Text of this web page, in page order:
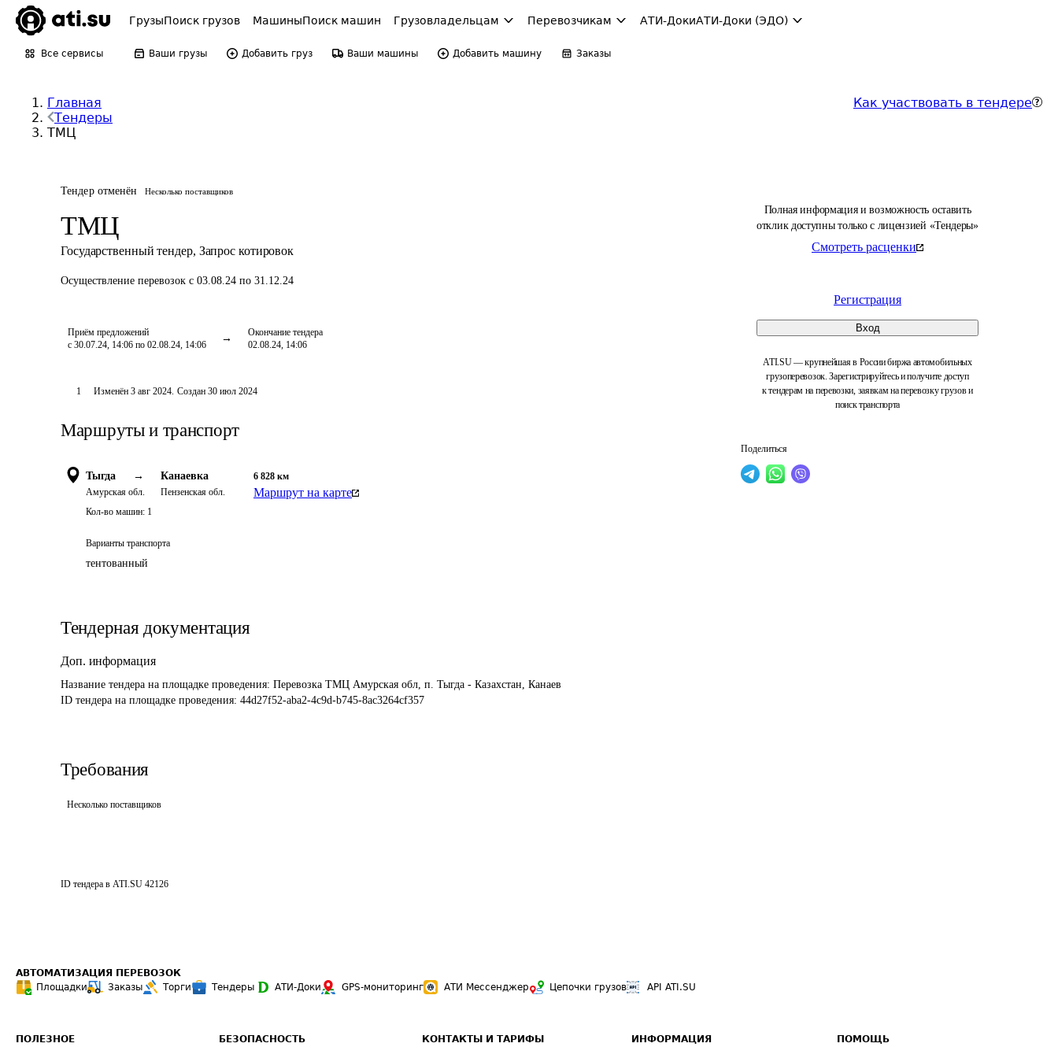
ГрузыПоиск грузов МашиныПоиск машин Грузовладельцам Перевозчикам АТИ-ДокиАТИ-Доки (ЭДО)
Все сервисы Ваши грузы Добавить груз Ваши машины Добавить машину Заказы
Главная
Тендеры
ТМЦ
Как участвовать в тендере
Тендер отменён Несколько поставщиков
ТМЦ
Государственный тендер, Запрос котировок
Осуществление перевозок с 03.08.24 по 31.12.24
Приём предложений
с 30.07.24, 14:06 по 02.08.24, 14:06
Окончание тендера
02.08.24, 14:06
Полная информация и возможность оставить
отклик доступны только с лицензией «Тендеры»
Смотреть расценки
Регистрация
Вход
ATI.SU — крупнейшая в России биржа автомобильных
грузоперевозок. Зарегистрируйтесь и получите доступ
к тендерам на перевозки, заявкам на перевозку грузов и
поиск транспорта
Поделиться
1 Изменён 3 авг 2024. Создан 30 июл 2024
Маршруты и транспорт
Тыгда →
Амурская обл.
Канаевка
Пензенская обл.
6 828 км
Маршрут на карте
Кол-во машин: 1
Варианты транспорта
тентованный
Тендерная документация
Доп. информация
Название тендера на площадке проведения: Перевозка ТМЦ Амурская обл, п. Тыгда - Казахстан, Канаев
ID тендера на площадке проведения: 44d27f52-aba2-4c9d-b745-8ac3264cf357
Требования
Несколько поставщиков
ID тендера в ATI.SU 42126
АВТОМАТИЗАЦИЯ ПЕРЕВОЗОК
Площадки
Заказы Торги Тендеры АТИ-Доки GPS-мониторинг АТИ Мессенджер Цепочки грузов API ATI.SU
ПОЛЕЗНОЕ БЕЗОПАСНОСТЬ КОНТАКТЫ И ТАРИФЫ ИНФОРМАЦИЯ ПОМОЩЬ